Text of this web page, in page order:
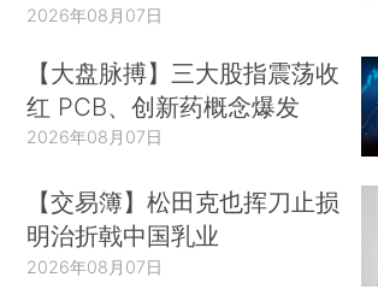
2026年08月07日
【大盘脉搏】三大股指震荡收
红 PCB、创新药概念爆发
2026年08月07日
【交易簿】松田克也挥刀止损
明治折戟中国乳业
2026年08月07日